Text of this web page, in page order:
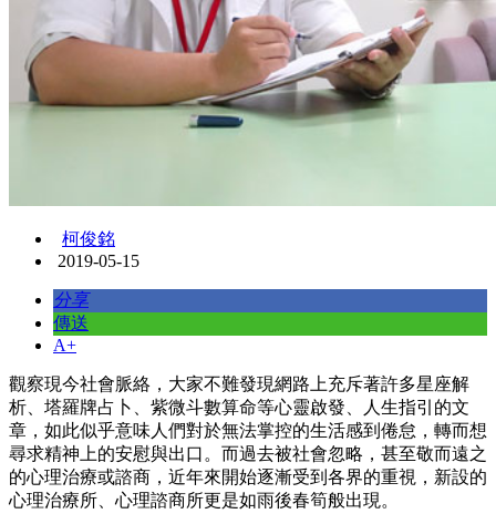
柯俊銘
2019-05-15
分享
傳送
A+
觀察現今社會脈絡，大家不難發現網路上充斥著許多星座解
析、塔羅牌占卜、紫微斗數算命等心靈啟發、人生指引的文
章，如此似乎意味人們對於無法掌控的生活感到倦怠，轉而想
尋求精神上的安慰與出口。而過去被社會忽略，甚至敬而遠之
的心理治療或諮商，近年來開始逐漸受到各界的重視，新設的
心理治療所、心理諮商所更是如雨後春筍般出現。